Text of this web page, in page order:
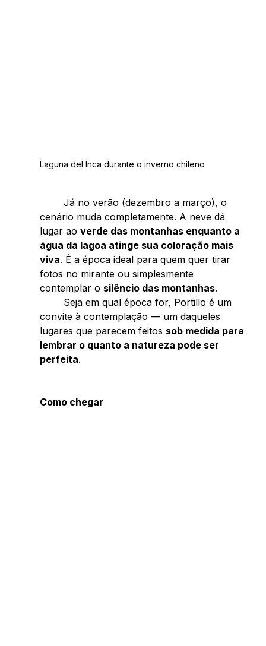
Laguna del Inca durante o inverno chileno
cenário muda completamente. A neve dá
lugar ao verde das montanhas enquanto a
água da lagoa atinge sua coloração mais
viva. É a época ideal para quem quer tirar
fotos no mirante ou simplesmente
contemplar o silêncio das montanhas.
convite à contemplação — um daqueles
lugares que parecem feitos sob medida para
lembrar o quanto a natureza pode ser
perfeita.
Como chegar